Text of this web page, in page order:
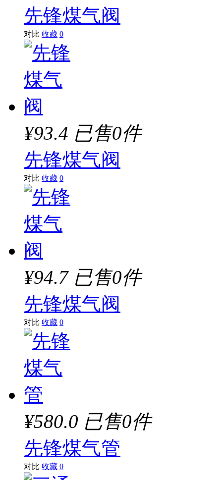
先锋煤气阀
对比 收藏 0
¥93.4 已售0件
先锋煤气阀
对比 收藏 0
¥94.7 已售0件
先锋煤气阀
对比 收藏 0
¥580.0 已售0件
先锋煤气管
对比 收藏 0